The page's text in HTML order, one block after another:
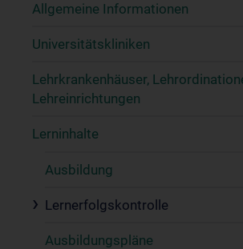
Allgemeine Informationen
Universitätskliniken
Lehrkrankenhäuser,
Lehreinrichtungen
Lerninhalte
Ausbildung
Lernerfolgskontrolle
Ausbildungspläne